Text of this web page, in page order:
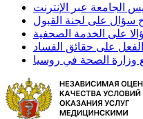
الجامعة عبر الإنترنت
سؤال على لجنة القبول
على الخدمة الصحفية
على حقائق الفساد
وزارة الصحة في روسيا